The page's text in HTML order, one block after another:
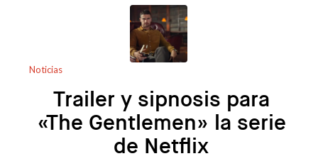
Noticias
Trailer y sipnosis para
«The Gentlemen» la serie
de Netflix